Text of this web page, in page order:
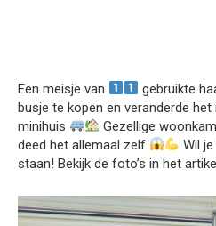
Een meisje van
gebruikte
busje te kopen en veranderde
minihuis
Gezellige
deed het allemaal zelf
Wil
staan! Bekijk de foto’s in het